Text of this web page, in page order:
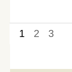
1 2 3